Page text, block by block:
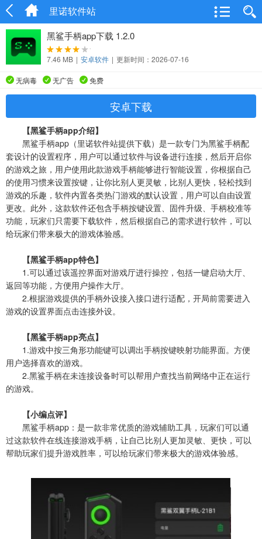
里诺软件站
黑鲨手柄app下载 1.2.0
7.46 MB | 安卓软件 | 更新时间：2026-07-16
无病毒 无广告 免费
安卓下载
【黑鲨手柄app介绍】
黑鲨手柄app（里诺软件站提供下载）是一款专门为黑鲨手柄配
套设计的设置程序，用户可以通过软件与设备进行连接，然后开启你
的游戏之旅，用户使用此款游戏手柄能够进行智能设置，你根据自己
的使用习惯来设置按键，让你比别人更灵敏，比别人更快，轻松找到
游戏的乐趣，软件内置各类热门游戏的默认设置，用户可以自由设置
更改。此外，这款软件还包含手柄按键设置、固件升级、手柄校准等
功能，玩家们只需要下载软件，然后根据自己的需求进行软件，可以
给玩家们带来极大的游戏体验感。
【黑鲨手柄app特色】
1.可以通过该遥控界面对游戏厅进行操控，包括一键启动大厅、
返回等功能，方便用户操作大厅。
2.根据游戏提供的手柄外设接入接口进行适配，开局前需要进入
游戏的设置界面点击连接外设。
【黑鲨手柄app亮点】
1.游戏中按三角形功能键可以调出手柄按键映射功能界面。方便
用户选择喜欢的游戏。
2.黑鲨手柄在未连接设备时可以帮用户查找当前网络中正在运行
的游戏。
【小编点评】
黑鲨手柄app：是一款非常优质的游戏辅助工具，玩家们可以通
过这款软件在线连接游戏手柄，让自己比别人更加灵敏、更快，可以
帮助玩家们提升游戏胜率，可以给玩家们带来极大的游戏体验感。